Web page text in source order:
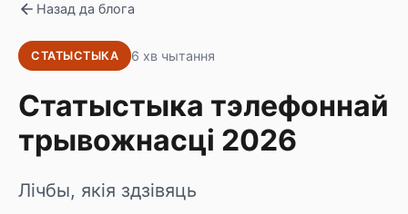
Назад да блога
СТАТЫСТЫКА 6 хв чытання
Статыстыка тэлефоннай
трывожнасці 2026
Лічбы, якія здзівяць